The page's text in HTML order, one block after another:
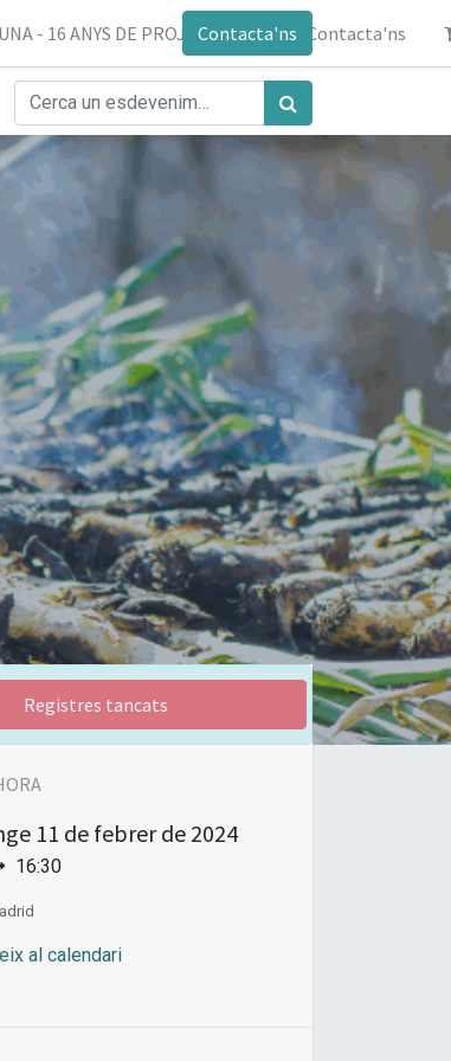
- 16 ANYS DE PROJECTE Blog Contacta'ns
Contacta'ns
Registres tancats
11 de febrer de 2024
16:30
al calendari